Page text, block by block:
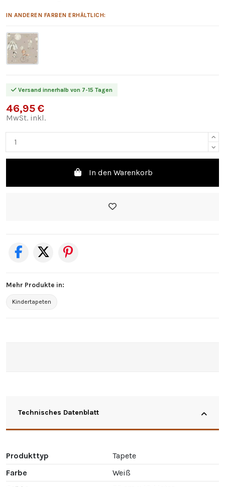
IN ANDEREN FARBEN ERHÄLTLICH:
Versand innerhalb von 7-15 Tagen
46,95 €
MwSt. inkl.
In den Warenkorb
Mehr Produkte in:
Kindertapeten
Technisches Datenblatt
Produkttyp
Tapete
Farbe
Weiß